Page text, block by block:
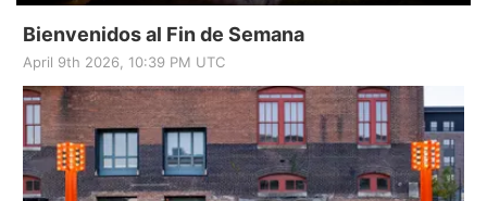
Bienvenidos al Fin de Semana
April 9th 2026, 10:39 PM UTC